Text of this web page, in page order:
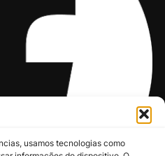
usamos tecnologias como